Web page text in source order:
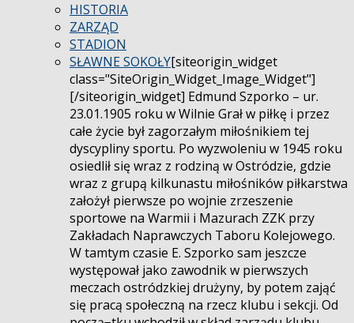
HISTORIA
ZARZĄD
STADION
SŁAWNE SOKOŁY[siteorigin_widget
class="SiteOrigin_Widget_Image_Widget"]
[/siteorigin_widget] Edmund Szporko – ur.
23.01.1905 roku w Wilnie Grał w piłkę i przez
całe życie był zagorzałym miłośnikiem tej
dyscypliny sportu. Po wyzwoleniu w 1945 roku
osiedlił się wraz z rodziną w Ostródzie, gdzie
wraz z grupą kilkunastu miłośników piłkarstwa
założył pierwsze po wojnie zrzeszenie
sportowe na Warmii i Mazurach ZZK przy
Zakładach Naprawczych Taboru Kolejowego.
W tamtym czasie E. Szporko sam jeszcze
występował jako zawodnik w pierwszych
meczach ostródzkiej drużyny, by potem zająć
się pracą społeczną na rzecz klubu i sekcji. Od